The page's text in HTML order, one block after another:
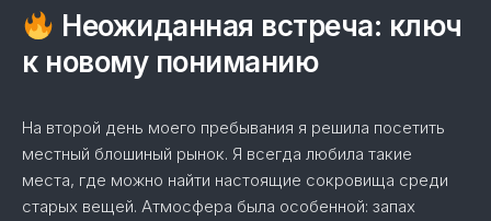
Неожиданная встреча: ключ
к новому пониманию
На второй день моего пребывания я решила посетить
местный блошиный рынок. Я всегда любила такие
места, где можно найти настоящие сокровища среди
старых вещей. Атмосфера была особенной: запах